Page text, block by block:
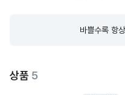
바쁠수록 항
상품 5